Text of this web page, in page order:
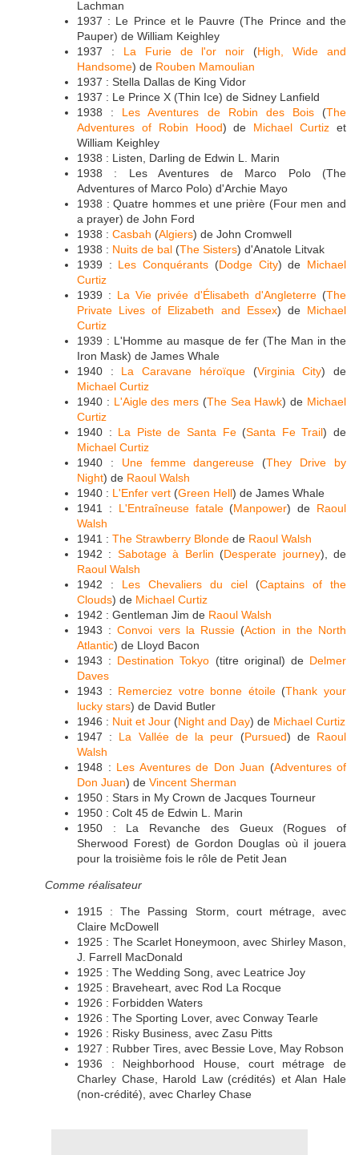
Lachman
1937 : Le Prince et le Pauvre (The Prince and the
Pauper) de William Keighley
1937 : La Furie de l'or noir (High, Wide and
Handsome) de Rouben Mamoulian
1937 : Stella Dallas de King Vidor
1937 : Le Prince X (Thin Ice) de Sidney Lanfield
1938 : Les Aventures de Robin des Bois(The
Adventures of Robin Hood) de Michael Curtiz et
William Keighley
1938 : Listen, Darling de Edwin L. Marin
1938 : Les Aventures de Marco Polo (The
Adventures of Marco Polo) d'Archie Mayo
1938 : Quatre hommes et une prière (Four men and
a prayer) de John Ford
1938 : Casbah (Algiers) de John Cromwell
1938 : Nuits de bal (The Sisters) d'Anatole Litvak
1939 : Les Conquérants (Dodge City) de Michael
Curtiz
1939 : La Vie privée d'Élisabeth d'Angleterre (The
Private Lives of Elizabeth and Essex) de Michael
Curtiz
1939 : L'Homme au masque de fer (The Man in the
Iron Mask) de James Whale
1940 : La Caravane héroïque(Virginia City) de
Michael Curtiz
1940 : L'Aigle des mers (The Sea Hawk) de Michael
Curtiz
1940 : La Piste de Santa Fe(Santa Fe Trail) de
Michael Curtiz
1940 : Une femme dangereuse (They Drive by
Night) de Raoul Walsh
1940 : L'Enfer vert (Green Hell) de James Whale
1941 : L'Entraîneuse fatale(Manpower) de Raoul
Walsh
1941 : The Strawberry Blonde de Raoul Walsh
1942 : Sabotage à Berlin (Desperate journey), de
Raoul Walsh
1942 : Les Chevaliers du ciel (Captains of the
Clouds) de Michael Curtiz
1942 : Gentleman Jim de Raoul Walsh
1943 :Convoi vers la Russie (Action in the North
Atlantic) de Lloyd Bacon
1943 : Destination Tokyo (titre original) de Delmer
Daves
1943 : Remerciez votre bonne étoile(Thank your
lucky stars) de David Butler
1946 : Nuit et Jour (Night and Day) de Michael Curtiz
1947 : La Vallée de la peur (Pursued) de Raoul
Walsh
1948 : Les Aventures de Don Juan (Adventures of
Don Juan) de Vincent Sherman
1950 : Stars in My Crown de Jacques Tourneur
1950 : Colt 45 de Edwin L. Marin
1950 : La Revanche des Gueux (Rogues of
Sherwood Forest) de Gordon Douglas où il jouera
pour la troisième fois le rôle de Petit Jean
Comme réalisateur
1915 : The Passing Storm, court métrage, avec
Claire McDowell
1925 : The Scarlet Honeymoon, avec Shirley Mason,
J. Farrell MacDonald
1925 : The Wedding Song, avec Leatrice Joy
1925 : Braveheart, avec Rod La Rocque
1926 : Forbidden Waters
1926 : The Sporting Lover, avec Conway Tearle
1926 : Risky Business, avec Zasu Pitts
1927 : Rubber Tires, avec Bessie Love, May Robson
1936 : Neighborhood House, court métrage de
Charley Chase, Harold Law (crédités) et Alan Hale
(non-crédité), avec Charley Chase